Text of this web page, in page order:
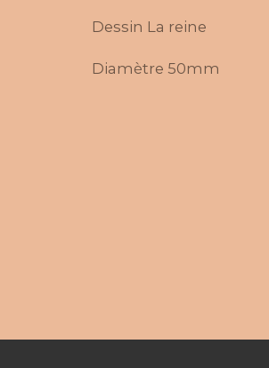
Dessin La reine
Diamètre 50mm